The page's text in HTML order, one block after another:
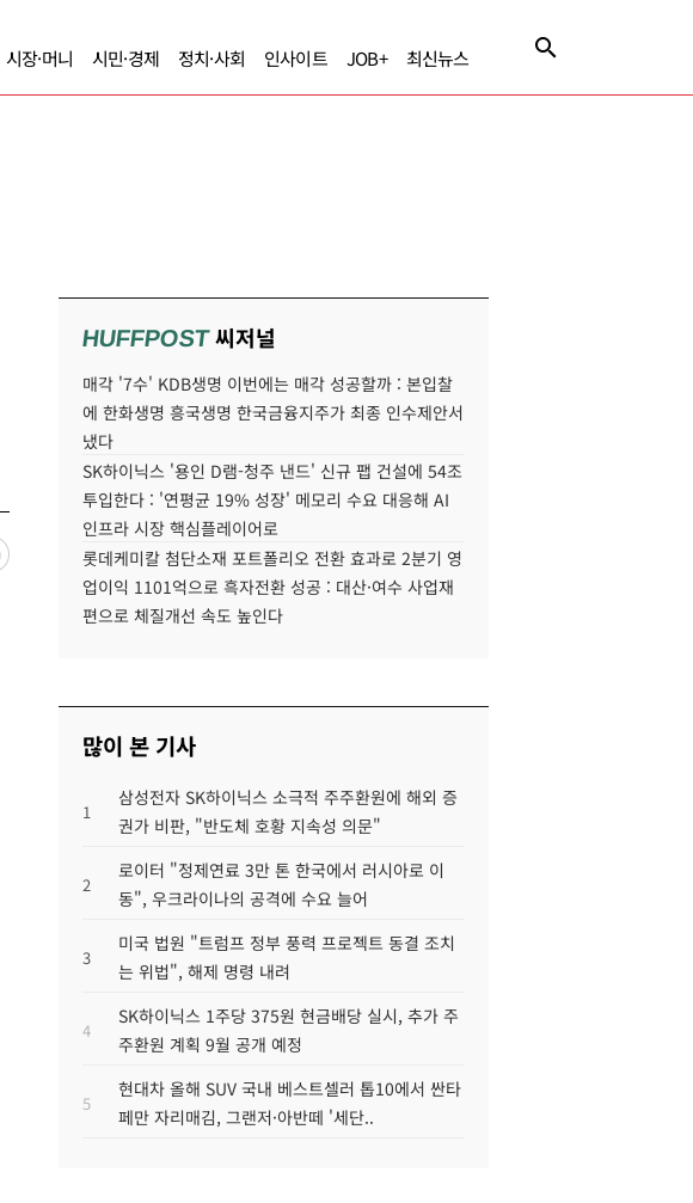
시장·머니 시민·경제 정치·사회 인사이트 JOB+ 최신뉴스
HUFFPOST씨저널
매각 '7수' KDB생명 이번에는 매각 성공할까 : 본입찰
에 한화생명 흥국생명 한국금융지주가 최종 인수제안서
냈다
SK하이닉스 '용인 D램-청주 낸드' 신규 팹 건설에 54조
투입한다 : '연평균 19% 성장' 메모리 수요 대응해 AI
인프라 시장 핵심플레이어로
롯데케미칼 첨단소재 포트폴리오 전환 효과로 2분기 영
업이익 1101억으로 흑자전환 성공 : 대산·여수 사업재
편으로 체질개선 속도 높인다
많이 본 기사
1
삼성전자 SK하이닉스 소극적 주주환원에 해외 증
권가 비판, "반도체 호황 지속성 의문"
2
로이터 "정제연료 3만 톤 한국에서 러시아로 이
동", 우크라이나의 공격에 수요 늘어
3
미국 법원 "트럼프 정부 풍력 프로젝트 동결 조치
는 위법", 해제 명령 내려
4
SK하이닉스 1주당 375원 현금배당 실시, 추가 주
주환원 계획 9월 공개 예정
5
현대차 올해 SUV 국내 베스트셀러 톱10에서 싼타
페만 자리매김, 그랜저·아반떼 '세단..